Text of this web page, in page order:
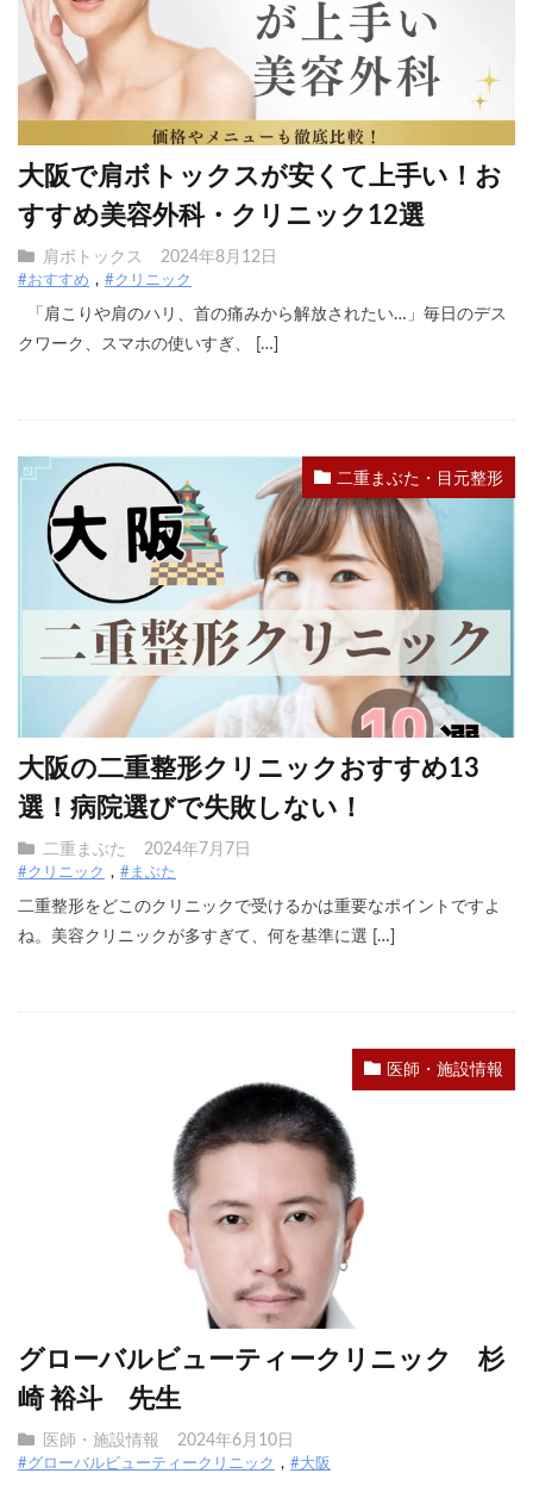
大阪で肩ボトックスが安くて上手い！お
すすめ美容外科・クリニック12選
肩ボトックス 2024年8月12日
#おすすめ #クリニック
「肩こりや肩のハリ、首の痛みから解放されたい…」毎日のデス
クワーク、スマホの使いすぎ、 […]
二重まぶた・目元整形
大阪の二重整形クリニックおすすめ13
選！病院選びで失敗しない！
二重まぶた 2024年7月7日
#クリニック #まぶた
二重整形をどこのクリニックで受けるかは重要なポイントですよ
ね。美容クリニックが多すぎて、何を基準に選 […]
医師・施設情報
グローバルビューティークリニック 杉
崎 裕斗 先生
医師・施設情報 2024年6月10日
#グローバルビューティークリニック #大阪